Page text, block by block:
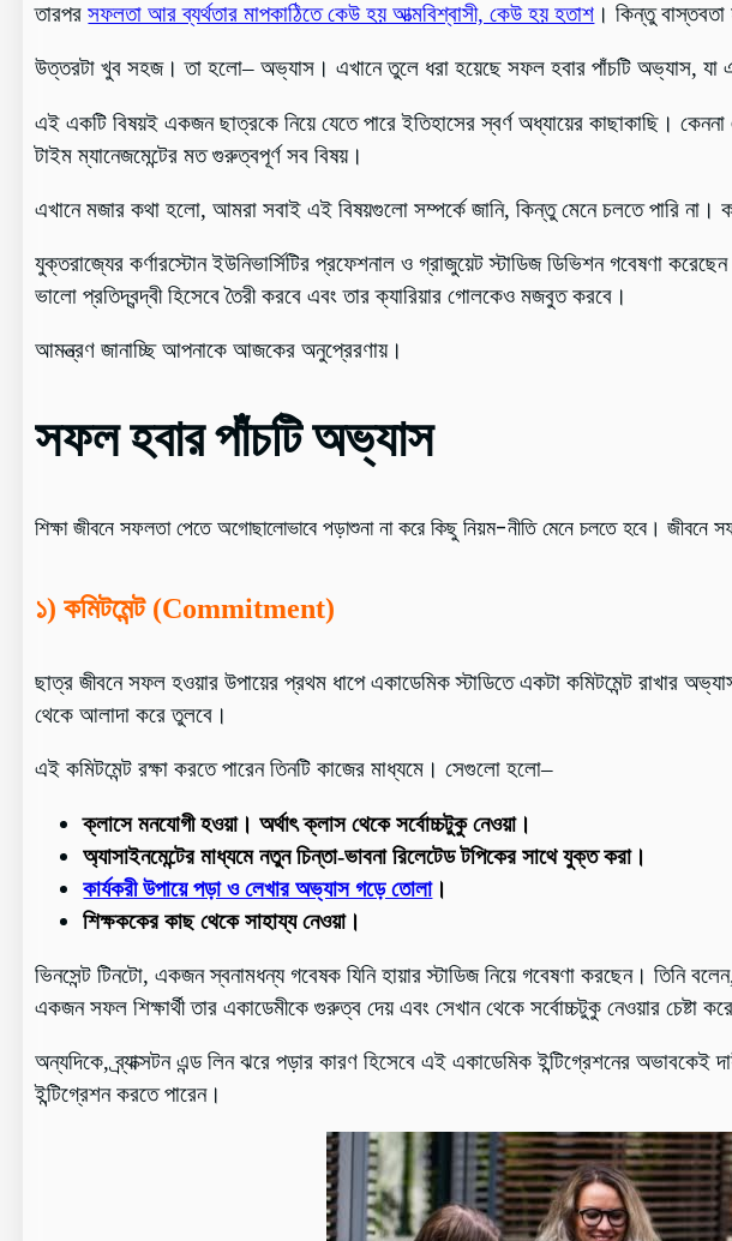
তারপরসফলতা আর ব্যর্থতার মাপকাঠিতে কেউ হয় আত্মবিশ্বাসী, কেউ হয় হতাশ । কিন্তু
উত্তরটা খুব সহজ। তা হলো– অভ্যাস। এখানে তুলে ধরা হয়েছে সফল হবার পাঁচটি অভ্যাস,
এই একটি বিষয়ই একজন ছাত্রকে নিয়ে যেতে পারে ইতিহাসের স্বর্ণ অধ্যায়ের কাছাকাছি।
টাইম ম্যানেজমেন্টের মত গুরুত্বপূর্ণ সব বিষয়।
এখানে মজার কথা হলো, আমরা সবাই এই বিষয়গুলো সম্পর্কে জানি, কিন্তু মেনে চলতে পারি না।
যুক্তরাজ্যের কর্ণারস্টোন ইউনিভার্সিটির প্রফেশনাল ও গ্রাজুয়েট স্টাডিজ ডিভিশন গবেষণা
ভালো প্রতিদ্বন্দ্বী হিসেবে তৈরী করবে এবং তার ক্যারিয়ার গোলকেও মজবুত করবে।
আমন্ত্রণ জানাচ্ছি আপনাকে আজকের অনুপ্রেরণায়।
সফল হবার পাঁচটি অভ্যাস
শিক্ষা জীবনে সফলতা পেতে অগোছালোভাবে পড়াশুনা না করে কিছু নিয়ম-নীতি মেনে চলতে হবে। জীবনে
১) কমিটমেন্ট (Commitment)
ছাত্র জীবনে সফল হওয়ার উপায়ের প্রথম ধাপে একাডেমিক স্টাডিতে একটা কমিটমেন্ট রাখার
থেকে আলাদা করে তুলবে।
এই কমিটমেন্ট রক্ষা করতে পারেন তিনটি কাজের মাধ্যমে। সেগুলো হলো–
ক্লাসে মনযোগী হওয়া। অর্থাৎক্লাস থেকে সর্বোচ্চটুকু নেওয়া।
অ্যাসাইনমেন্টের মাধ্যমে নতুন চিন্তা-ভাবনা রিলেটেড টপিকের সাথে যুক্ত করা।
কার্যকরী উপায়ে পড়া ও লেখার অভ্যাস গড়ে তোলা।
শিক্ষককের কাছ থেকে সাহায্য নেওয়া।
ভিনসেন্ট টিনটো, একজন স্বনামধন্য গবেষক যিনি হায়ার স্টাডিজ নিয়ে গবেষণা করছেন। তিনি
একজন সফল শিক্ষার্থী তার একাডেমীকে গুরুত্ব দেয় এবং সেখান থেকে সর্বোচ্চটুকু নেওয়ার চেষ্টা
অন্যদিকে, ব্র্যাক্সটন এন্ড লিন ঝরে পড়ার কারণ হিসেবে এই একাডেমিক ইন্টিগ্রেশনের অভাবকেই
ইন্টিগ্রেশন করতে পারেন।